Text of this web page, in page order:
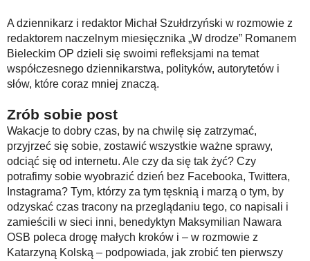
A dziennikarz i redaktor Michał Szułdrzyński w rozmowie z
redaktorem naczelnym miesięcznika „W drodze” Romanem
Bieleckim OP dzieli się swoimi refleksjami na temat
współczesnego dziennikarstwa, polityków, autorytetów i
słów, które coraz mniej znaczą.
Zrób sobie post
Wakacje to dobry czas, by na chwilę się zatrzymać,
przyjrzeć się sobie, zostawić wszystkie ważne sprawy,
odciąć się od internetu. Ale czy da się tak żyć? Czy
potrafimy sobie wyobrazić dzień bez Facebooka, Twittera,
Instagrama? Tym, którzy za tym tęsknią i marzą o tym, by
odzyskać czas tracony na przeglądaniu tego, co napisali i
zamieścili w sieci inni, benedyktyn Maksymilian Nawara
OSB poleca drogę małych kroków i – w rozmowie z
Katarzyną Kolską – podpowiada, jak zrobić ten pierwszy